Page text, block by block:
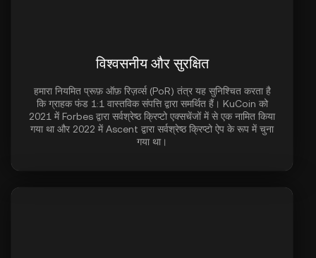
विश्वसनीय और सुरक्षित
हमारा नियमित प्रूफ़ ऑफ़ रिज़र्व्स (PoR) तंत्र यह सुनिश्चित करता है
कि ग्राहक फंड 1:1 वास्तविक संपत्ति द्वारा समर्थित हैं। KuCoin को
2021 में Forbes द्वारा सर्वश्रेष्ठ क्रिप्टो एक्सचेंजों में से एक नामित किया
गया था और 2022 में Ascent द्वारा सर्वश्रेष्ठ क्रिप्टो ऐप के रूप में चुना
गया था।